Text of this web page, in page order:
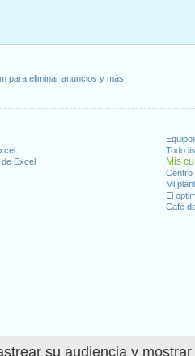
su audiencia y
para eliminar anuncios y más
Excel
Todo
Mis
Centro
Mi
El
Café